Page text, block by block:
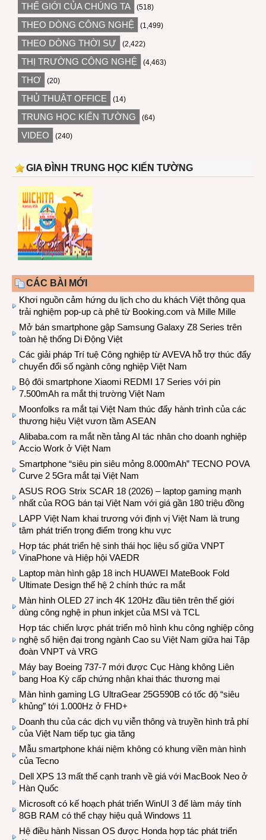
THẾ GIỚI CỦA CHÚNG TA (518)
THEO DÒNG CÔNG NGHỆ (1,499)
THEO DÒNG THỜI SỰ (2,422)
THỊ TRƯỜNG CÔNG NGHỆ (4,463)
THƠ (20)
THỦ THUẬT OFFICE (14)
TRUNG HỌC KIẾN TƯỜNG (64)
VIDEO (240)
GIA ĐÌNH TRUNG HỌC KIẾN TƯỜNG
CÁC BÀI MỚI
Khơi nguồn cảm hứng du lịch cho du khách Việt thông qua
trải nghiệm pop-up cà phê từ Booking.com và Mille Mille
Mở bán smartphone gập Samsung Galaxy Z8 Series trên
toàn hệ thống Di Động Việt
Các giải pháp Trí tuệ Công nghiệp từ AVEVA hỗ trợ thúc đẩy
chuyển đổi số ngành công nghiệp Việt Nam
Bộ đôi smartphone Xiaomi REDMI 17 Series với pin
7.500mAh ra mắt thị trường Việt Nam
Moonfolks ra mắt tại Việt Nam thúc đẩy hành trình của các
thương hiệu Việt vươn tầm ASEAN
Alibaba.com ra mắt nền tảng AI tác nhân cho doanh nghiệp
Accio Work ở Việt Nam
Smartphone “siêu pin siêu mỏng 8.000mAh” TECNO POVA
Curve 2 5Gra mắt tại Việt Nam
ASUS ROG Strix SCAR 18 (2026) – laptop gaming mạnh
nhất của ROG bán tại Việt Nam với giá gần 180 triệu đồng
LAPP Việt Nam khai trương với định vị Việt Nam là trung
tâm phát triển trọng điểm trong khu vực
Hợp tác phát triển hệ sinh thái học liệu số giữa VNPT
VinaPhone và Hiệp hội VAEDR
Laptop màn hình gập 18 inch HUAWEI MateBook Fold
Ultimate Design thế hệ 2 chính thức ra mắt
Màn hình OLED 27 inch 4K 120Hz đầu tiên trên thế giới
dùng công nghệ in phun inkjet của MSI và TCL
Hợp tác chiến lược phát triển mô hình khu công nghiệp công
nghệ số hiện đại trong ngành Cao su Việt Nam giữa hai Tập
đoàn VNPT và VRG
Máy bay Boeing 737-7 mới được Cục Hàng không Liên
bang Hoa Kỳ cấp chứng nhận khai thác thương mại
Màn hình gaming LG UltraGear 25G590B có tốc độ “siêu
khủng” tới 1.000Hz ở FHD+
Doanh thu của các dịch vụ viễn thông và truyền hình trả phí
của Việt Nam tiếp tục gia tăng
Mẫu smartphone khái niệm không có khung viền màn hình
của Tecno
Dell XPS 13 mất thế cạnh tranh về giá với MacBook Neo ở
Hàn Quốc
Microsoft có kế hoạch phát triển WinUI 3 để làm máy tính
8GB RAM có thể chạy hiệu quả Windows 11
Hệ điều hành Nissan OS được Honda hợp tác phát triển